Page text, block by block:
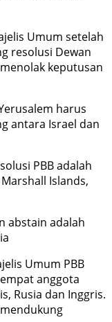
Umum setelah
resolusi Dewan
keputusan
harus
antara Israel dan
PBB adalah
Islands,
abstain adalah
Umum PBB
anggota
Rusia dan Inggris.